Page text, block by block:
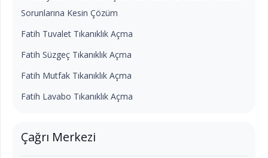
Sorunlarına Kesin Çözüm
Fatih Tuvalet Tıkanıklık Açma
Fatih Süzgeç Tıkanıklık Açma
Fatih Mutfak Tıkanıklık Açma
Fatih Lavabo Tıkanıklık Açma
Çağrı Merkezi